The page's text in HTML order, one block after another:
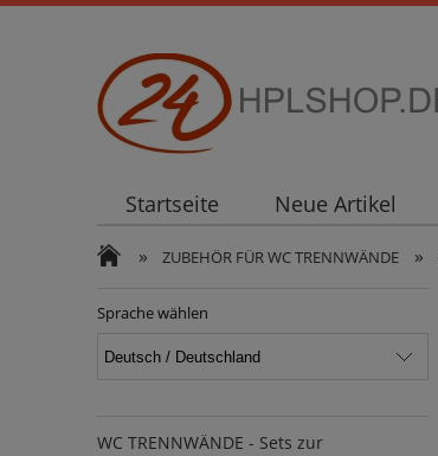
Startseite Neue Artikel
» ZUBEHÖR FÜR WC TRENNWÄNDE »
Sprache wählen
WC TRENNWÄNDE - Sets zur